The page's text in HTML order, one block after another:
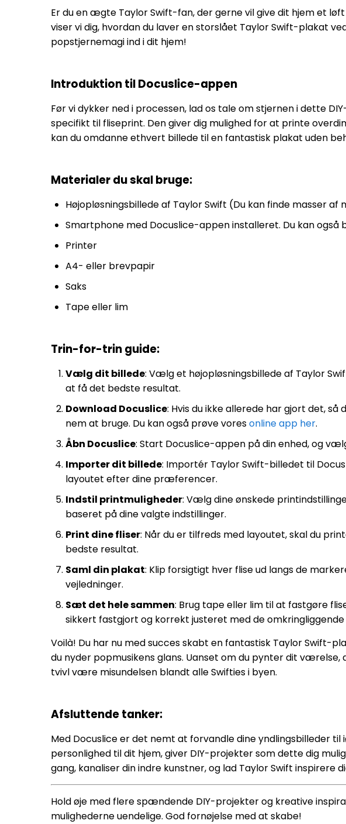
Er du en ægte Taylor Swift-fan, der gerne vil give dit hjem et
viser vi dig, hvordan du laver en storslået Taylor Swift-plakat
popstjernemagi ind i dit hjem!
Introduktion til Docuslice-appen
Før vi dykker ned i processen, lad os tale om stjernen i dette
specifikt til fliseprint. Den giver dig mulighed for at printe
kan du omdanne ethvert billede til en fantastisk plakat uden
Materialer du skal bruge:
Højopløsningsbillede af Taylor Swift (Du kan finde masser af
Smartphone med Docuslice-appen installeret. Du kan også
Printer
A4- eller brevpapir
Saks
Tape eller lim
Trin-for-trin guide:
Vælg dit billede: Vælg et højopløsningsbillede af Taylor
at få det bedste resultat.
Download Docuslice: Hvis du ikke allerede har gjort det,
nem at bruge. Du kan også prøve voresonline app her.
Åbn Docuslice: Start Docuslice-appen på din enhed, og
Importer dit billede: Importér Taylor Swift-billedet til
layoutet efter dine præferencer.
Indstil printmuligheder: Vælg dine ønskede
baseret på dine valgte indstillinger.
Print dine fliser: Når du er tilfreds med layoutet, skal du
bedste resultat.
Saml din plakat: Klip forsigtigt hver flise ud langs de
vejledninger.
Sæt det hele sammen: Brug tape eller lim til at fastgøre
sikkert fastgjort og korrekt justeret med de omkringliggende
Voilà! Du har nu med succes skabt en fantastisk Taylor
du nyder popmusikens glans. Uanset om du pynter dit
tvivl være misundelsen blandt alle Swifties i byen.
Afsluttende tanker:
Med Docuslice er det nemt at forvandle dine yndlingsbilleder
personlighed til dit hjem, giver DIY-projekter som dette dig
gang, kanaliser din indre kunstner, og lad Taylor Swift
Hold øje med flere spændende DIY-projekter og kreative
mulighederne uendelige. God fornøjelse med at skabe!